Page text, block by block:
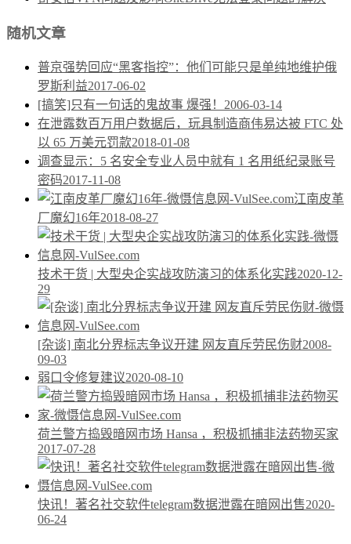
随机文章
普京强势回应“黑客指控”：他们可能只是单纯地维护俄
罗斯利益2017-06-02
[搞笑]只有一句话的鬼故事 爆强！ 2006-03-14
在泄露数百万用户数据后，玩具制造商伟易达被 FTC 处
以 65 万美元罚款2018-01-08
调查显示：5 名安全专业人员中就有 1 名用纸纪录账号
密码2017-11-08
江南皮革
厂魔幻16年2018-08-27
技术干货 | 大型央企实战攻防演习的体系化实践2020-12-
29
[杂谈] 南北分界标志争议开建 网友直斥劳民伤财2008-
09-03
弱口令修复建议2020-08-10
荷兰警方捣毁暗网市场 Hansa ，积极抓捕非法药物买家
2017-07-28
快讯！著名社交软件telegram数据泄露在暗网出售2020-
06-24